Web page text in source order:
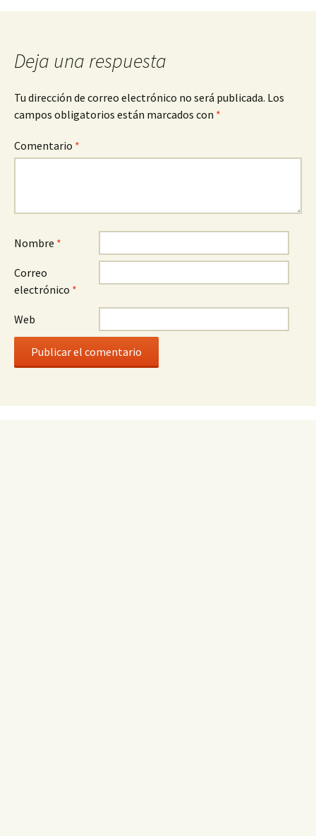
entradas
Deja una respuesta
Tu dirección de correo electrónico no será publicada. Los
campos obligatorios están marcados con *
Comentario *
Nombre *
Correo
electrónico *
Web